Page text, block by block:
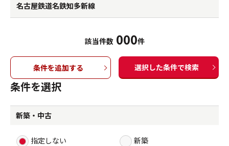
名古屋鉄道名鉄知多新線
該当件数 000件
条件を追加する 選択した条件で検索
条件を選択
新築・中古
指定しない 新築